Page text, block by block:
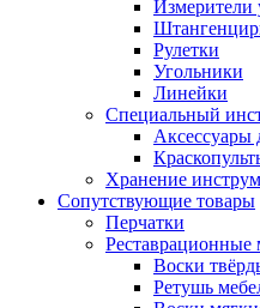
Измерители
Рулетки
Угольники
Линейки
Специальный
Аксессуары
Хранение
Сопутствующие товары
Перчатки
Реставрационные
Воски
Ретушь